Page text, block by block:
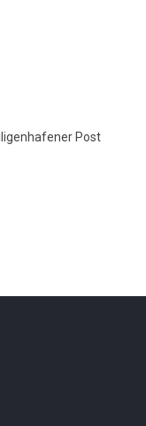
Post
- HP 16.1.1959
Kiesgrube? - HP